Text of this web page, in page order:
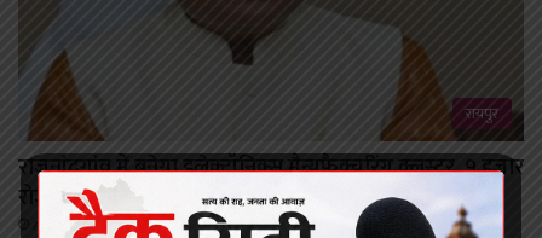
रायपुर
राजनांदगांव में बनेगा इलेक्ट्रॉनिक्स मैन्युफैक्चरिंग क्लस्टर, 9 हजार
रोजगार मिलेंगे
August 7, 2026